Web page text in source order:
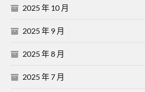
2025 年 10 月
2025 年 9 月
2025 年 8 月
2025 年 7 月